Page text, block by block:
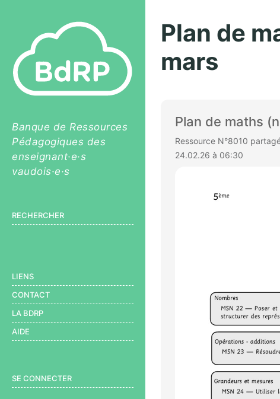
Plan de
mars
Plan de maths
Ressource N°8010
24.02.26 à 06:30
Banque de Ressources
Pédagogiques des
enseignant·e·s
vaudois·e·s
RECHERCHER
LIENS
CONTACT
LA BDRP
AIDE
User menu
SE CONNECTER